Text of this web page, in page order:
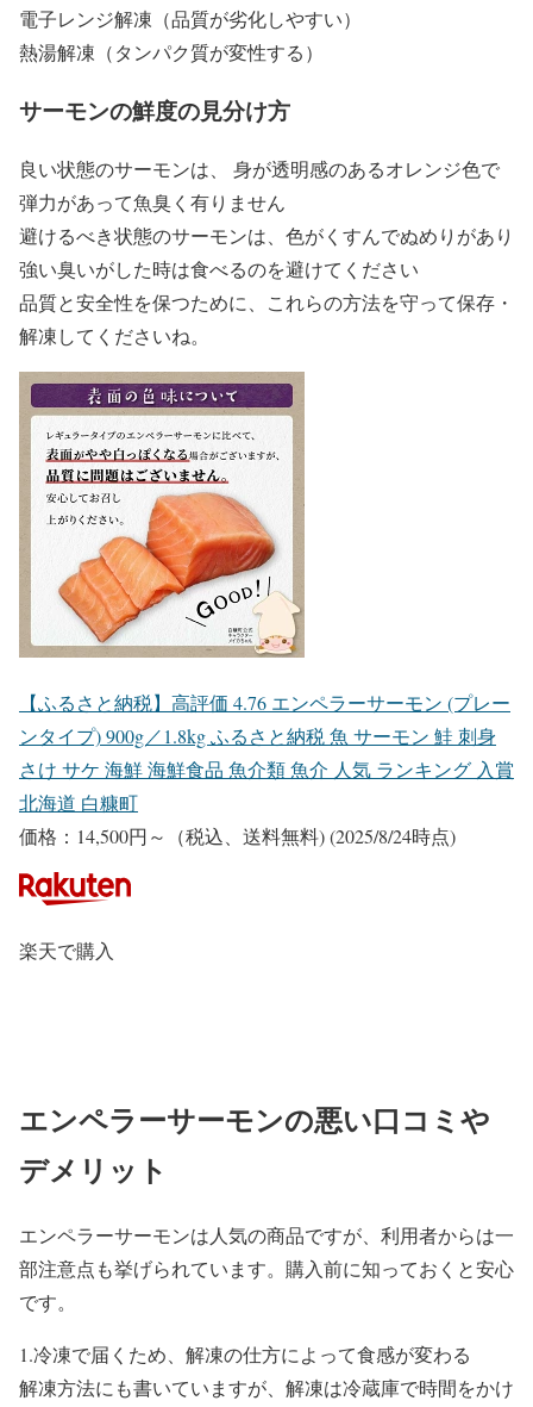
電子レンジ解凍（品質が劣化しやすい）
熱湯解凍（タンパク質が変性する）
サーモンの鮮度の見分け方
良い状態のサーモンは、 身が透明感のあるオレンジ色で
弾力があって魚臭く有りません
避けるべき状態のサーモンは、色がくすんでぬめりがあり
強い臭いがした時は食べるのを避けてください
品質と安全性を保つために、これらの方法を守って保存・
解凍してくださいね。
【ふるさと納税】高評価 4.76 エンペラーサーモン (プレー
ンタイプ) 900g／1.8kg ふるさと納税 魚 サーモン 鮭 刺身
さけ サケ 海鮮 海鮮食品 魚介類 魚介 人気 ランキング 入賞
北海道 白糠町
価格：14,500円～（税込、送料無料)(2025/8/24時点)
楽天で購入
エンペラーサーモンの悪い口コミや
デメリット
エンペラーサーモンは人気の商品ですが、利用者からは一
部注意点も挙げられています。購入前に知っておくと安心
です。
1.冷凍で届くため、解凍の仕方によって食感が変わる
解凍方法にも書いていますが、解凍は冷蔵庫で時間をかけ